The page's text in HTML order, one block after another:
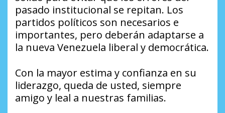
pasado institucional se repitan. Los
partidos políticos son necesarios e
importantes, pero deberán adaptarse a
la nueva Venezuela liberal y democrática.
Con la mayor estima y confianza en su
liderazgo, queda de usted, siempre
amigo y leal a nuestras familias.